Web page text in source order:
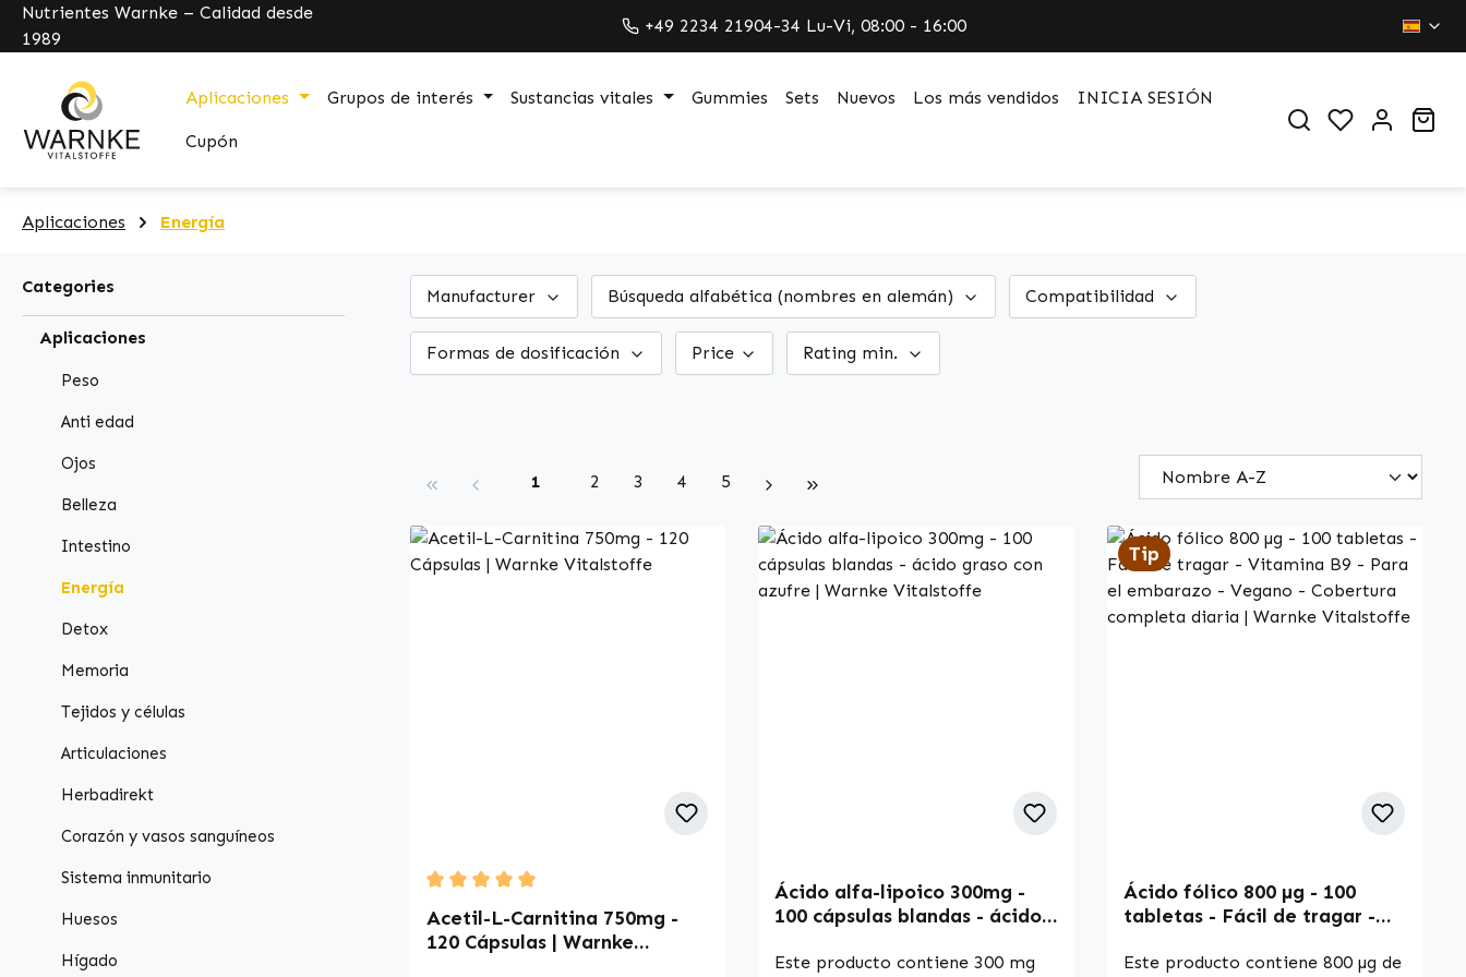
Skip to main navigation
Nutrientes Warnke – Calidad desde
1989
+49 2234 21904-34 Lu-Vi, 08:00 - 16:00
Aplicaciones Grupos de interés Sustancias vitales Gummies Sets Nuevos Los más vendidos INICIA SESIÓN
Cupón
You have 0
Aplicaciones Energía
Categories
Aplicaciones
Peso
Anti edad
Ojos
Belleza
Intestino
Energía
Detox
Memoria
Tejidos y células
Articulaciones
Herbadirekt
Corazón y vasos sanguíneos
Sistema inmunitario
Huesos
Hígado
Manufacturer Búsqueda alfabética (nombres en alemán) Compatibilidad
Formas de dosificación Price Rating min.
Page
1 Page
2 Page
3 Page
4 Page
5
Average rating of 5 out of 5 stars
Acetil-L-Carnitina 750mg -
120 Cápsulas | Warnke
Ácido alfa-lipoico 300mg -
100 cápsulas blandas - ácido
Vitalstoffe
Este producto contiene 300 mg
Tip
Ácido fólico 800 µg - 100
tabletas - Fácil de tragar -
embarazo - Vegano -
Este producto contiene 800 µg de